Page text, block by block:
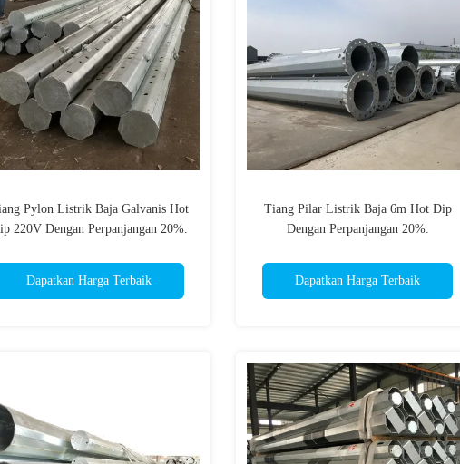
Pylon Listrik Baja Galvanis Hot
220V Dengan Perpanjangan 20%.
Dapatkan Harga Terbaik
Tiang Pilar Listrik Baja 6m Hot Dip
Dengan Perpanjangan 20%.
Dapatkan Harga Terbaik